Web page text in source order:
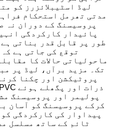
لیڈ اسٹیبلائزرز کو
مدتی تھرمل استحکام
پروسیسنگ کے دوران نہ
پائیدار کارکردگی
طور پر قابل قدر بناتی
توقع کی جاتی ہے
ماحولیاتی حالات کا
تک۔ مزید برآں، لیڈ پر
پروٹیکشن اور چکنا
پولیمر اور پروسیسنگ
کرکے پروسیسنگ کو آسان
پیداوار کی کارکردگی
ٹائم کے ساتھ مسلسل